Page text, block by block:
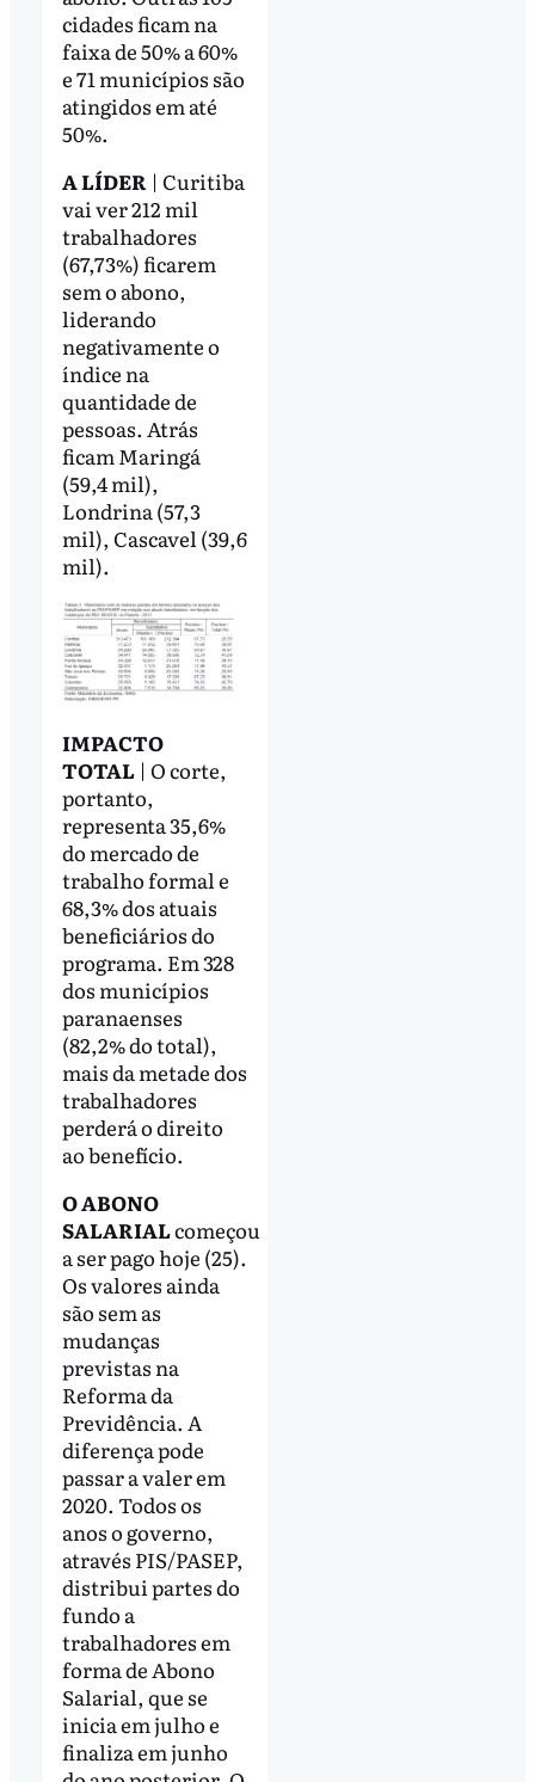
cidades ficam na
faixa de 50% a 60%
e 71 municípios são
atingidos em até
50%.
A LÍDER| Curitiba
vai ver 212 mil
trabalhadores
(67,73%) ficarem
sem o abono,
liderando
negativamente o
índice na
quantidade de
pessoas. Atrás
ficam Maringá
(59,4 mil),
Londrina (57,3
mil), Cascavel (39,6
mil).
IMPACTO
TOTAL| O corte,
portanto,
representa 35,6%
do mercado de
trabalho formal e
68,3% dos atuais
beneficiários do
programa. Em 328
dos municípios
paranaenses
(82,2% do total),
mais da metade dos
trabalhadores
perderá o direito
ao benefício.
O ABONO
SALARIALcomeçou
a ser pago hoje (25).
Os valores ainda
são sem as
mudanças
previstas na
Reforma da
Previdência. A
diferença pode
passar a valer em
2020. Todos os
anos o governo,
através PIS/PASEP,
distribui partes do
fundo a
trabalhadores em
forma de Abono
Salarial, que se
inicia em julho e
finaliza em junho